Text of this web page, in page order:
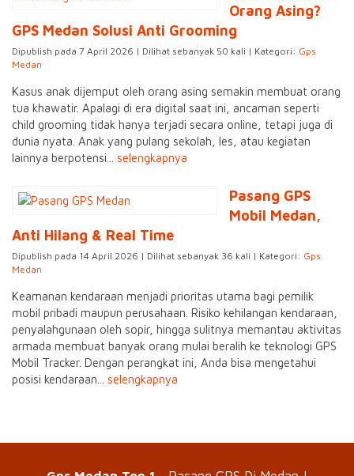
Orang Asing?
GPS Medan Solusi Anti Grooming
Dipublish pada 7 April 2026 | Dilihat sebanyak 50 kali | Kategori: Gps
Medan
Kasus anak dijemput oleh orang asing semakin membuat orang
tua khawatir. Apalagi di era digital saat ini, ancaman seperti
child grooming tidak hanya terjadi secara online, tetapi juga di
dunia nyata. Anak yang pulang sekolah, les, atau kegiatan
lainnya berpotensi... selengkapnya
Pasang GPS
Mobil Medan,
Anti Hilang & Real Time
Dipublish pada 14 April 2026 | Dilihat sebanyak 36 kali | Kategori: Gps
Medan
Keamanan kendaraan menjadi prioritas utama bagi pemilik
mobil pribadi maupun perusahaan. Risiko kehilangan kendaraan,
penyalahgunaan oleh sopir, hingga sulitnya memantau aktivitas
armada membuat banyak orang mulai beralih ke teknologi GPS
Mobil Tracker. Dengan perangkat ini, Anda bisa mengetahui
posisi kendaraan... selengkapnya